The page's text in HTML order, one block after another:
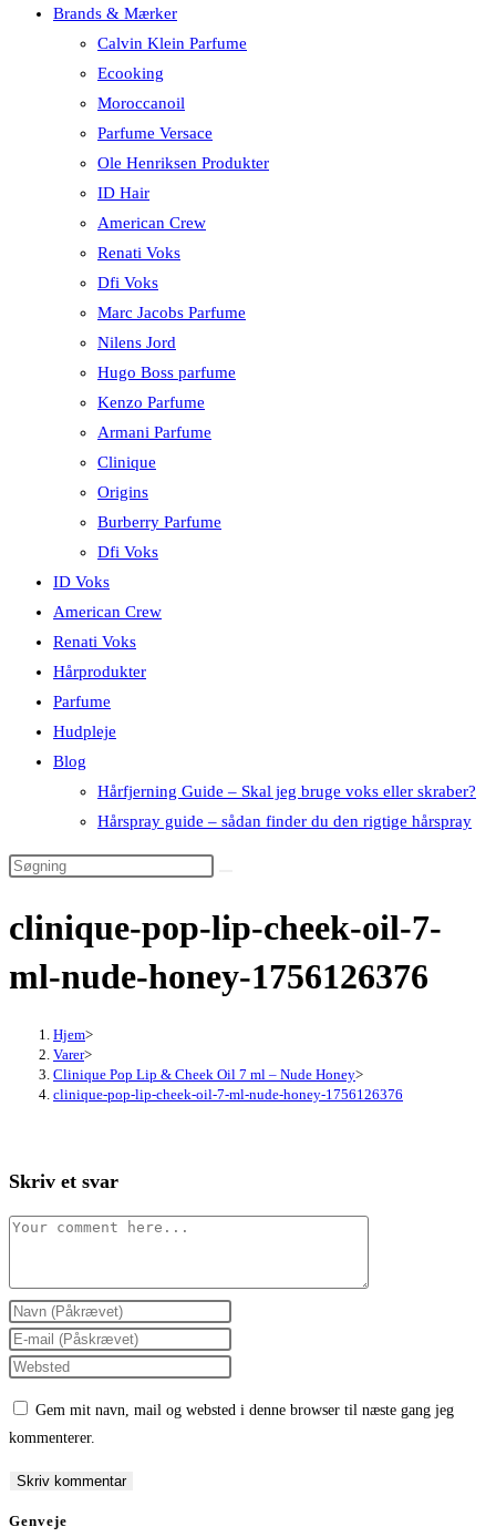
Brands & Mærker
Calvin Klein Parfume
Ecooking
Moroccanoil
Parfume Versace
Ole Henriksen Produkter
ID Hair
American Crew
Renati Voks
Dfi Voks
Marc Jacobs Parfume
Nilens Jord
Hugo Boss parfume
Kenzo Parfume
Armani Parfume
Clinique
Origins
Burberry Parfume
Dfi Voks
ID Voks
American Crew
Renati Voks
Hårprodukter
Parfume
Hudpleje
Blog
Hårfjerning Guide – Skal jeg bruge voks eller skraber?
Hårspray guide – sådan finder du den rigtige hårspray
clinique-pop-lip-cheek-oil-7-
ml-nude-honey-1756126376
Hjem>
Varer>
Clinique Pop Lip & Cheek Oil 7 ml – Nude Honey>
clinique-pop-lip-cheek-oil-7-ml-nude-honey-1756126376
Skriv et svar
Comment
Enter
your
name
comment
Enter
your
comment
Enter
(optional)
Gem mit navn, mail og websted i denne browser til næste gang jeg
kommenterer.
Genveje